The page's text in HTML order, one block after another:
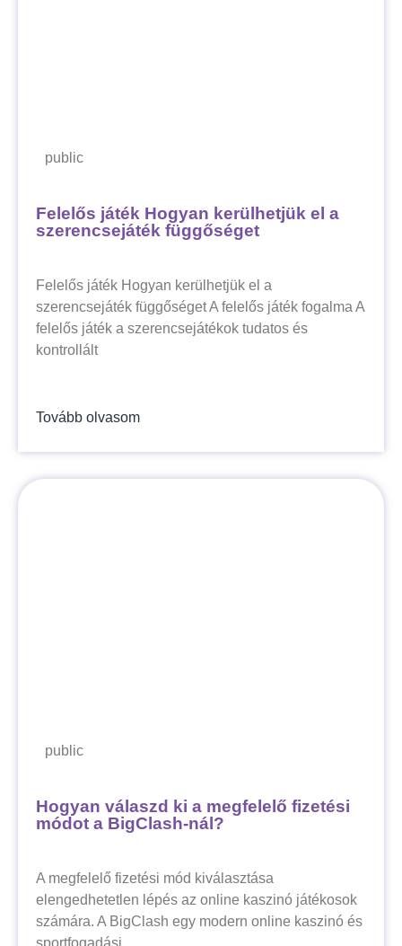
public
Felelős játék Hogyan kerülhetjük el a
szerencsejáték függőséget
Felelős játék Hogyan kerülhetjük el a
szerencsejáték függőséget A felelős játék fogalma A
felelős játék a szerencsejátékok tudatos és
kontrollált
Tovább olvasom
public
Hogyan válaszd ki a megfelelő fizetési
módot a BigClash-nál?
A megfelelő fizetési mód kiválasztása
elengedhetetlen lépés az online kaszinó játékosok
számára. A BigClash egy modern online kaszinó és